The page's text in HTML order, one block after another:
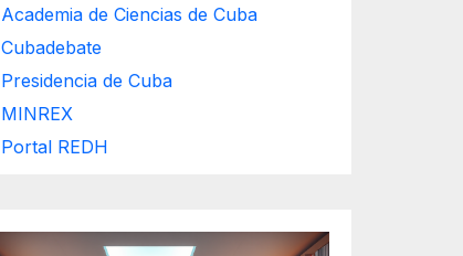
Academia de Ciencias de Cuba
Cubadebate
Presidencia de Cuba
MINREX
Portal REDH